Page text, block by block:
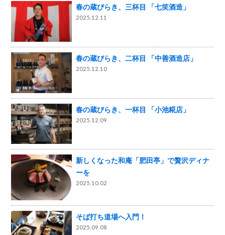
春の蔵びらき、三杯目 「七笑酒造」
2025.12.11
春の蔵びらき、二杯目 「中善酒造店」
2025.12.10
春の蔵びらき、一杯目 「小池糀店」
2025.12.09
新しくなった和庵「肥田亭」で贅沢ディナ
ーを
2025.10.02
そば打ち道場へ入門！
2025.09.08